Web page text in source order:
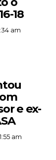
18
am
e ex-
am